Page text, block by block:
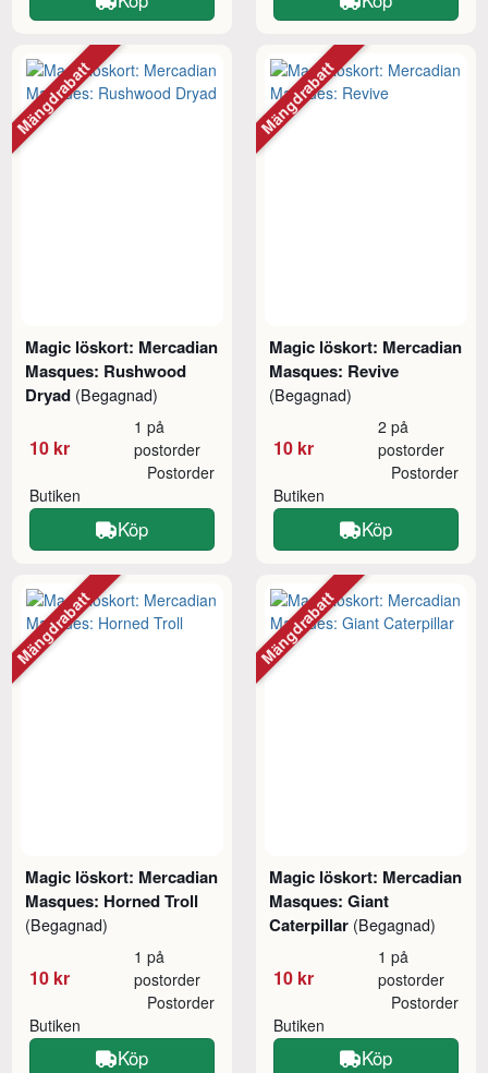
Magic löskort: Mercadian
Masques: Rushwood
Dryad (Begagnad)
10 kr
1 på
postorder
Butiken
Postorder
Köp
Mängdrabatt
Magic löskort: Mercadian
Masques: Revive
(Begagnad)
10 kr
2 på
postorder
Butiken
Postorder
Köp
Mängdrabatt
Magic löskort: Mercadian
Masques: Horned Troll
(Begagnad)
10 kr
1 på
postorder
Butiken
Postorder
Köp
Mängdrabatt
Magic löskort: Mercadian
Masques: Giant
Caterpillar (Begagnad)
10 kr
1 på
postorder
Butiken
Postorder
Köp
Mängdrabatt